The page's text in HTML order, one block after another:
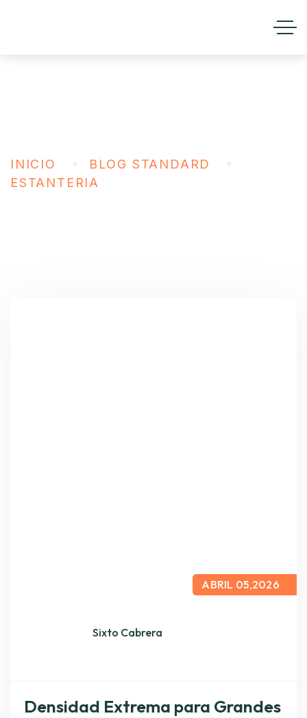
INICIO
BLOG STANDARD
ESTANTERIA
Sixto Cabrera
ABRIL 05,2026
Densidad Extrema para Grandes